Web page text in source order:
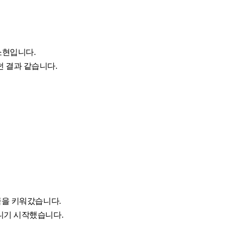
입니다.
결과 같습니다.
키워갔습니다.
기 시작했습니다.